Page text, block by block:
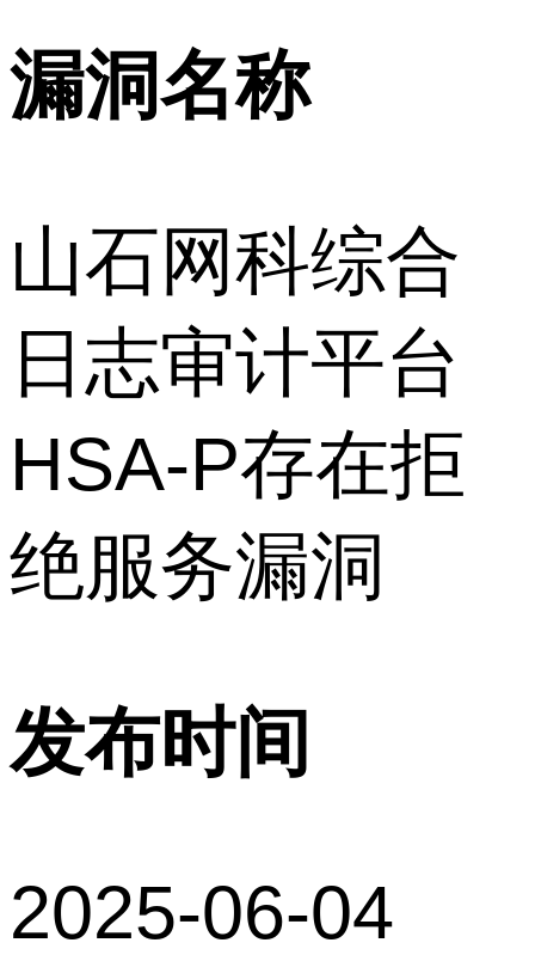
漏洞名称
山石网科综合
日志审计平台
HSA-P存在拒
绝服务漏洞
发布时间
2025-06-04